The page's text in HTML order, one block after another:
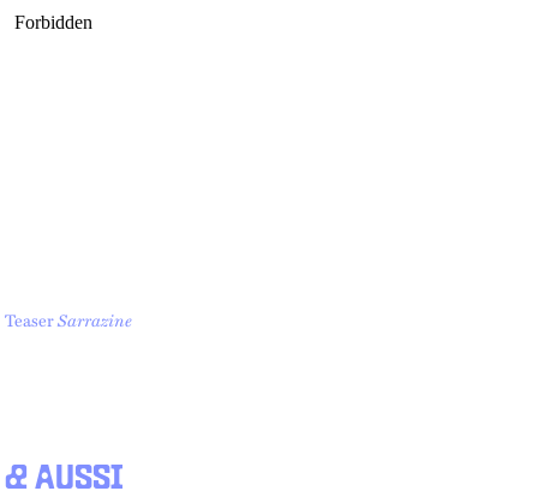
TeaserSarrazine
& AUSSI